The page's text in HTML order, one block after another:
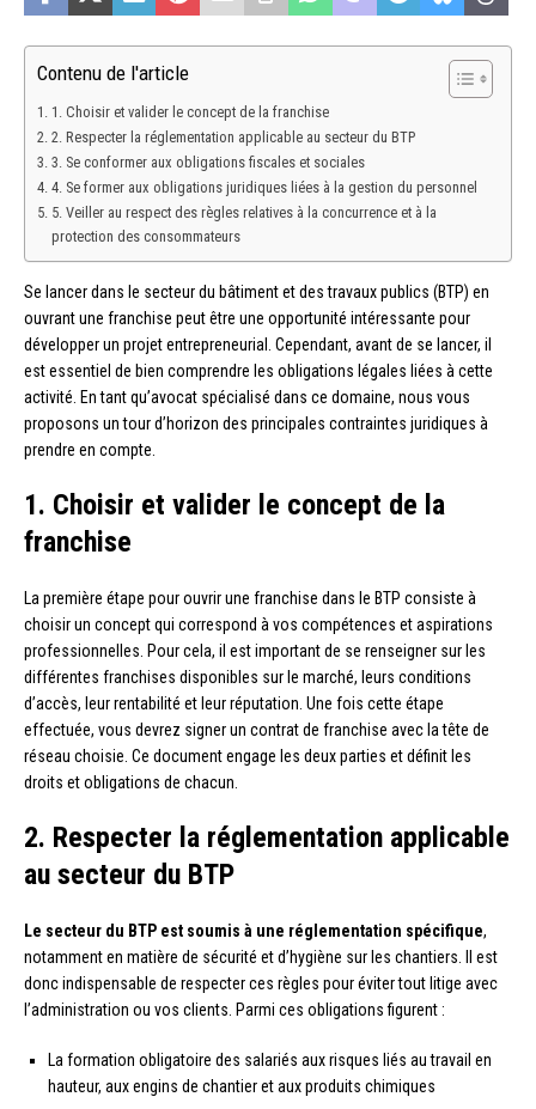
Contenu de l'article
1. Choisir et valider le concept de la franchise
2. Respecter la réglementation applicable au secteur du BTP
3. Se conformer aux obligations fiscales et sociales
4. Se former aux obligations juridiques liées à la gestion du personnel
5. Veiller au respect des règles relatives à la concurrence et à la
protection des consommateurs
Se lancer dans le secteur du bâtiment et des travaux publics (BTP) en
ouvrant une franchise peut être une opportunité intéressante pour
développer un projet entrepreneurial. Cependant, avant de se lancer, il
est essentiel de bien comprendre les obligations légales liées à cette
activité. En tant qu’avocat spécialisé dans ce domaine, nous vous
proposons un tour d’horizon des principales contraintes juridiques à
prendre en compte.
1. Choisir et valider le concept de la
franchise
La première étape pour ouvrir une franchise dans le BTP consiste à
choisir un concept qui correspond à vos compétences et aspirations
professionnelles. Pour cela, il est important de se renseigner sur les
différentes franchises disponibles sur le marché, leurs conditions
d’accès, leur rentabilité et leur réputation. Une fois cette étape
effectuée, vous devrez signer un contrat de franchise avec la tête de
réseau choisie. Ce document engage les deux parties et définit les
droits et obligations de chacun.
2. Respecter la réglementation applicable
au secteur du BTP
Le secteur du BTP est soumis à une réglementation spécifique,
notamment en matière de sécurité et d’hygiène sur les chantiers. Il est
donc indispensable de respecter ces règles pour éviter tout litige avec
l’administration ou vos clients. Parmi ces obligations figurent :
La formation obligatoire des salariés aux risques liés au travail en
hauteur, aux engins de chantier et aux produits chimiques